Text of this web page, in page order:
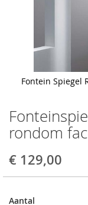
rondom
€ 129,00
Aantal
Fontein Spiegel
Skip
to
the
of
gallery